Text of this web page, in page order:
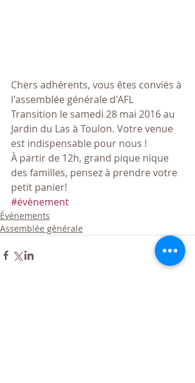
Chers adhérents, vous êtes conviés à
l'assemblée générale d'AFL
Transition le samedi 28 mai 2016 au
Jardin du Las à Toulon. Votre venue
est indispensable pour nous !
À partir de 12h, grand pique nique
des familles, pensez à prendre votre
petit panier!
#évènement
Évènements
Assemblée générale